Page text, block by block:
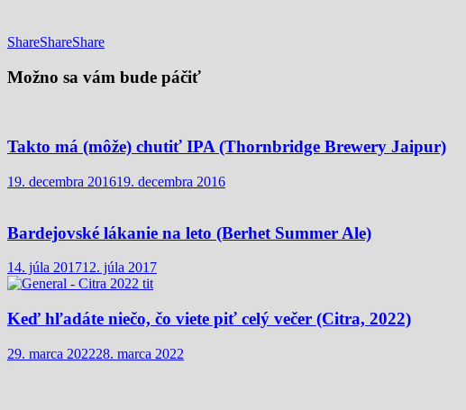
ShareShareShare
Možno sa vám bude páčiť
Takto má (môže) chutiť IPA (Thornbridge Brewery Jaipur)
19. decembra 201619. decembra 2016
Bardejovské lákanie na leto (Berhet Summer Ale)
14. júla 201712. júla 2017
Keď hľadáte niečo, čo viete piť celý večer (Citra, 2022)
29. marca 202228. marca 2022